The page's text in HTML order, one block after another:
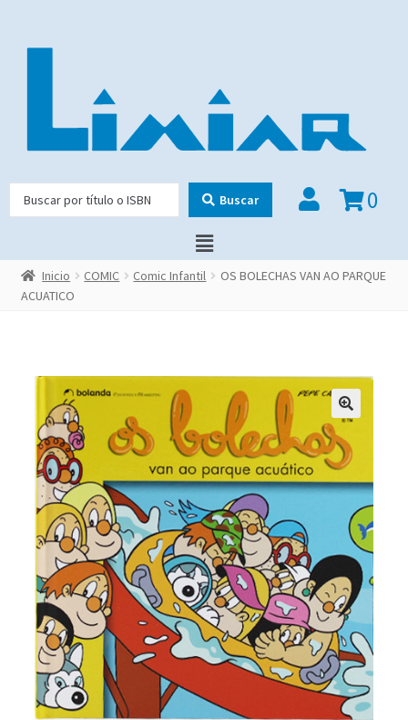
Buscar 0
Inicio COMIC Comic Infantil
OS BOLECHAS VAN AO PARQUE
ACUATICO